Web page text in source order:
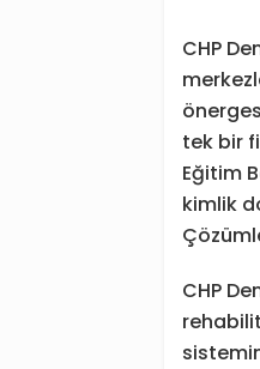
CHP
tek bir
Eğitim
kimlik
CHP